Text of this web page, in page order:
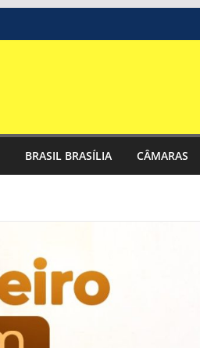
BRASIL BRASÍLIA CÂMARAS